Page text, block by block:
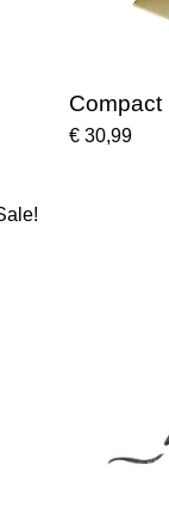
Compact
€ 30,99